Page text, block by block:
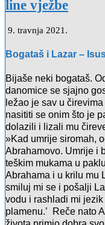
line vježbe
9. travnja 2021.
Bogataš i Lazar –
Bijaše neki bogataš.
danomice se sjajno
ležao je sav u
nasititi se onim što je
dolazili i lizali mu
»Kad umrije siromah,
Abrahamovo. Umrije i
teškim mukama u
Abrahama i u krilu mu
smiluj mi se i pošalji
vodu i rashladi mi
plamenu.’ Reče nato